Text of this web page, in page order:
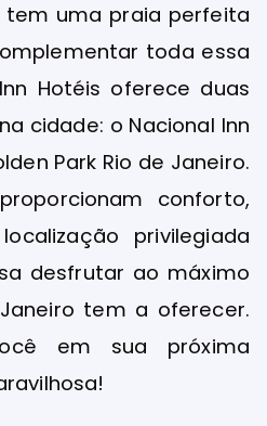
tem uma praia perfeita
toda essa
Hotéis oferece duas
cidade: o Nacional Inn
Park Rio de Janeiro.
conforto,
privilegiada
desfrutar ao máximo
tem a oferecer.
em sua próxima